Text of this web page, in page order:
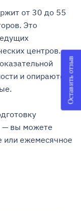
от 30 до 55
Это
центров.
и опираются
— вы можете
или ежемесячное
Оставить отзыв